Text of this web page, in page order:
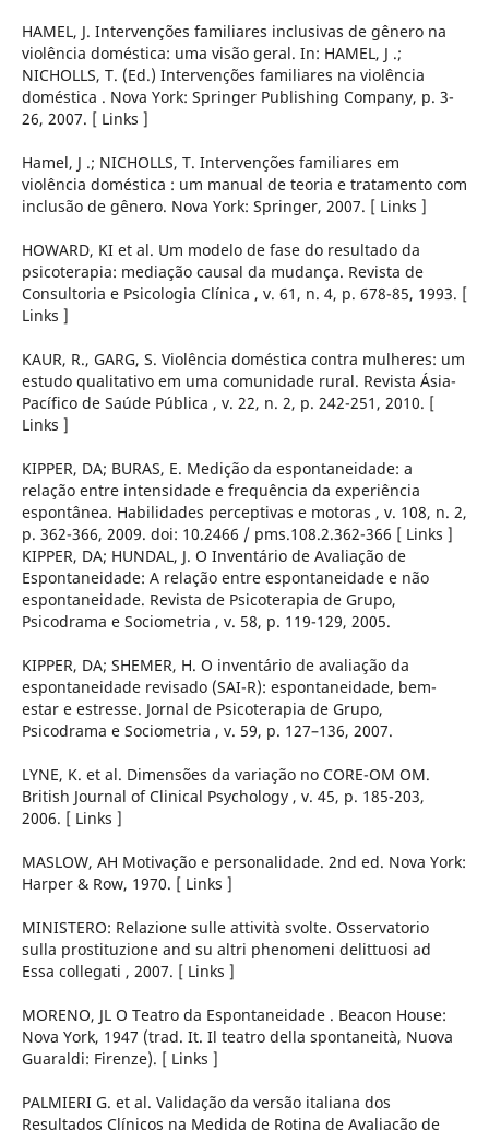
HAMEL, J. Intervenções familiares inclusivas de gênero na
violência doméstica: uma visão geral. In: HAMEL, J .;
NICHOLLS, T. (Ed.) Intervenções familiares na violência
doméstica . Nova York: Springer Publishing Company, p. 3-
26, 2007. [ Links ]
Hamel, J .; NICHOLLS, T. Intervenções familiares em
violência doméstica : um manual de teoria e tratamento com
inclusão de gênero. Nova York: Springer, 2007. [ Links ]
HOWARD, KI et al. Um modelo de fase do resultado da
psicoterapia: mediação causal da mudança. Revista de
Consultoria e Psicologia Clínica , v. 61, n. 4, p. 678-85, 1993. [
Links ]
KAUR, R., GARG, S. Violência doméstica contra mulheres: um
estudo qualitativo em uma comunidade rural. Revista Ásia-
Pacífico de Saúde Pública , v. 22, n. 2, p. 242-251, 2010. [
Links ]
KIPPER, DA; BURAS, E. Medição da espontaneidade: a
relação entre intensidade e frequência da experiência
espontânea. Habilidades perceptivas e motoras , v. 108, n. 2,
p. 362-366, 2009. doi: 10.2466 / pms.108.2.362-366 [ Links ]
KIPPER, DA; HUNDAL, J. O Inventário de Avaliação de
Espontaneidade: A relação entre espontaneidade e não
espontaneidade. Revista de Psicoterapia de Grupo,
Psicodrama e Sociometria , v. 58, p. 119-129, 2005.
KIPPER, DA; SHEMER, H. O inventário de avaliação da
espontaneidade revisado (SAI-R): espontaneidade, bem-
estar e estresse. Jornal de Psicoterapia de Grupo,
Psicodrama e Sociometria , v. 59, p. 127–136, 2007.
LYNE, K. et al. Dimensões da variação no CORE-OM OM.
British Journal of Clinical Psychology , v. 45, p. 185-203,
2006. [ Links ]
MASLOW, AH Motivação e personalidade. 2nd ed. Nova York:
Harper & Row, 1970. [ Links ]
MINISTERO: Relazione sulle attività svolte. Osservatorio
sulla prostituzione and su altri phenomeni delittuosi ad
Essa collegati , 2007. [ Links ]
MORENO, JL O Teatro da Espontaneidade . Beacon House:
Nova York, 1947 (trad. It. Il teatro della spontaneità, Nuova
Guaraldi: Firenze). [ Links ]
PALMIERI G. et al. Validação da versão italiana dos
Resultados Clínicos na Medida de Rotina de Avaliação de